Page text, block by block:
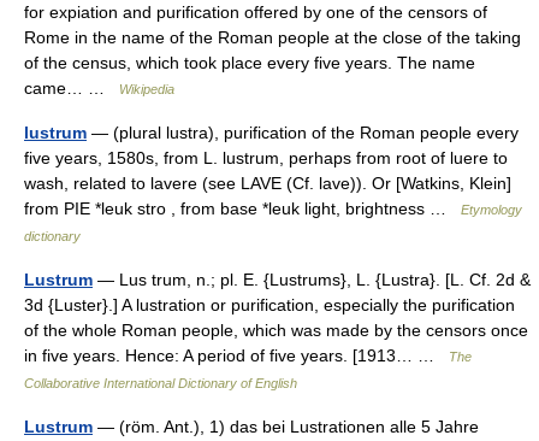
for expiation and purification offered by one of the censors of
Rome in the name of the Roman people at the close of the taking
of the census, which took place every five years. The name
came… …
Wikipedia
lustrum — (plural lustra), purification of the Roman people every
five years, 1580s, from L. lustrum, perhaps from root of luere to
wash, related to lavere (see LAVE (Cf. lave)). Or [Watkins, Klein]
from PIE *leuk stro , from base *leuk light, brightness …
Etymology
dictionary
Lustrum — Lus trum, n.; pl. E. {Lustrums}, L. {Lustra}. [L. Cf. 2d &
3d {Luster}.] A lustration or purification, especially the purification
of the whole Roman people, which was made by the censors once
in five years. Hence: A period of five years. [1913… …
The
Collaborative International Dictionary of English
Lustrum — (röm. Ant.), 1) das bei Lustrationen alle 5 Jahre